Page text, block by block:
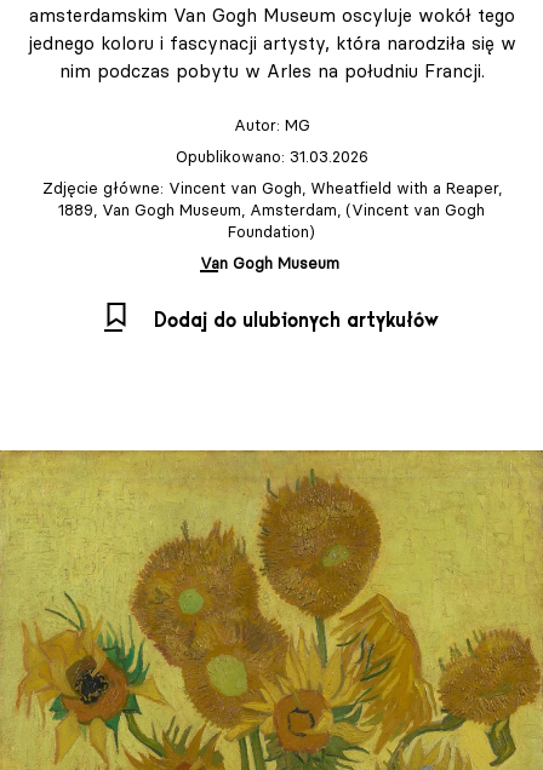
amsterdamskim Van Gogh Museum oscyluje wokół tego
jednego koloru i fascynacji artysty, która narodziła się w
nim podczas pobytu w Arles na południu Francji.
Autor: MG
Opublikowano: 31.03.2026
Zdjęcie główne: Vincent van Gogh, Wheatfield with a Reaper,
1889, Van Gogh Museum, Amsterdam, (Vincent van Gogh
Foundation)
Van Gogh Museum
Dodaj do ulubionych artykułów